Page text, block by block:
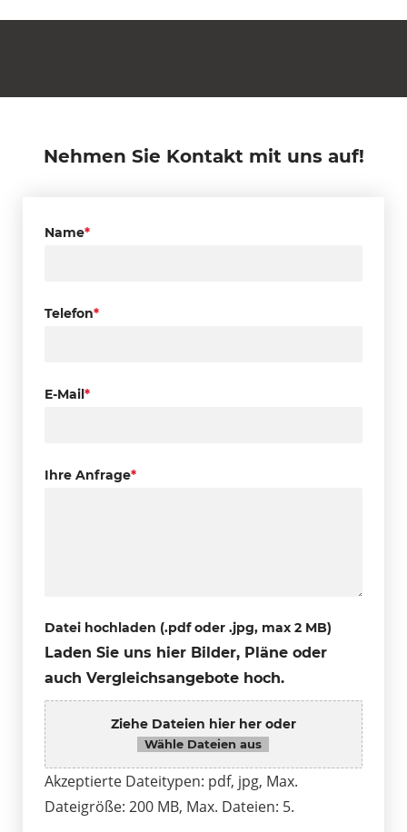
Nehmen Sie Kontakt mit uns auf!
Name*
Telefon*
E-Mail*
Ihre Anfrage*
Datei hochladen (.pdf oder .jpg, max 2 MB)
Ziehe Dateien hier her oder
Wähle Dateien aus
Akzeptierte Dateitypen: pdf, jpg, Max.
Dateigröße: 200 MB, Max. Dateien: 5.
Laden Sie uns hier Bilder, Pläne oder
auch Vergleichsangebote hoch.